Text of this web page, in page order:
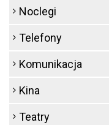
Noclegi
Telefony
Komunikacja
Kina
Teatry